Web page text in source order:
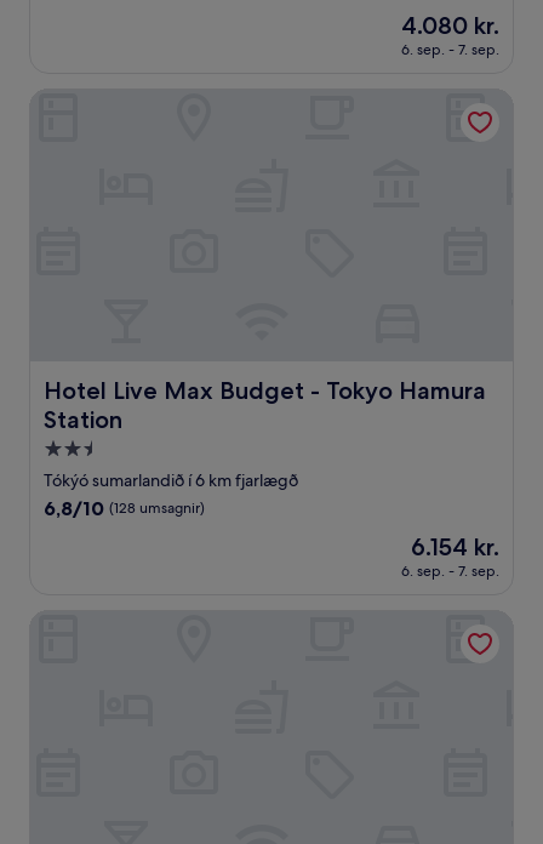
Verðið
er
4.080 kr.
4.080 kr.
6. sep. - 7. sep.
Hotel Live Max Budget - Tokyo Hamura
Station
Hotel Live Max Budget - Tokyo Hamura Station
2.5
stjörnu
gististaður
Tókýó sumarlandið í 6 km fjarlægð
6.8af
6,8/10 (128 umsagnir)
Verðið
er
6.154 kr.
6.154 kr.
6. sep. - 7. sep.